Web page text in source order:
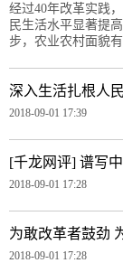
经过40年改革实践
民生活水平显著提
步，农业农村面貌
深入生活扎根人
2018-09-01 17:39
[千龙网评] 谱写
2018-09-01 17:28
为敢改革者鼓劲
2018-09-01 17:28